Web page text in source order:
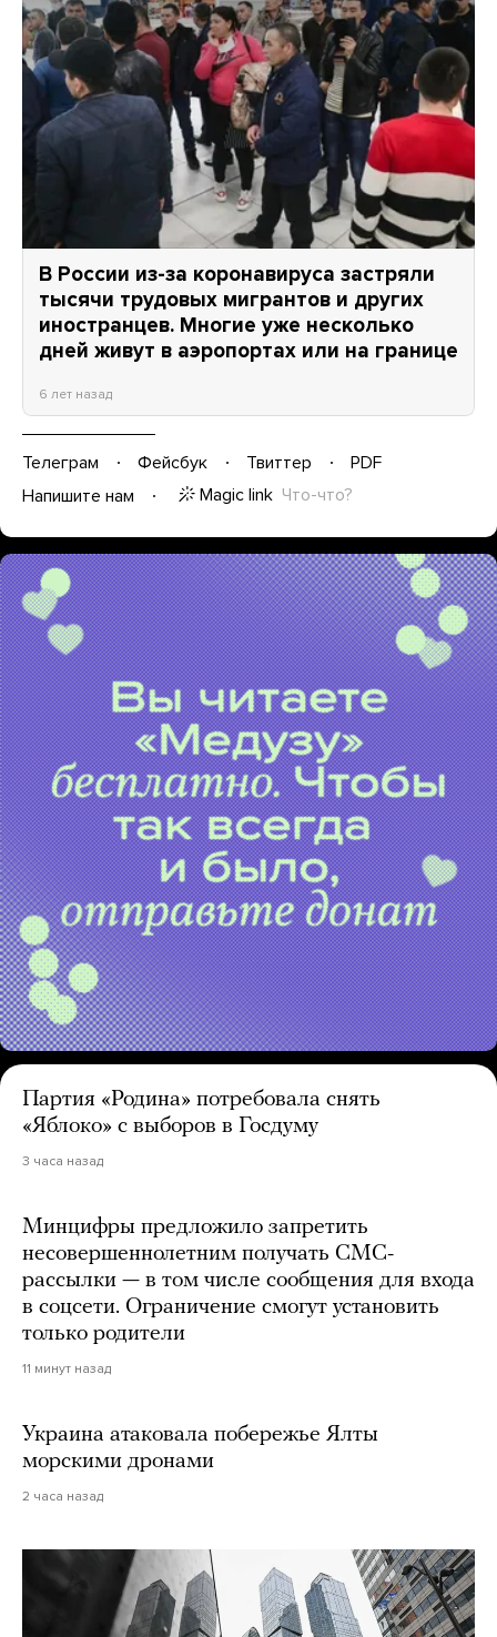
В России из-за коронавируса застряли
тысячи трудовых мигрантов и других
иностранцев. Многие уже несколько
дней живут в аэропортах или на границе
6 лет назад
Телеграм Фейсбук Твиттер
PDF
Напишите нам
Magic link Что-что?
Партия «Родина» потребовала снять
«Яблоко» с выборов в Госдуму
3 часа назад
Минцифры предложило запретить
несовершеннолетним получать СМС-
рассылки — в том числе сообщения для входа
в соцсети. Ограничение смогут установить
только родители
11 минут назад
Украина атаковала побережье Ялты
морскими дронами
2 часа назад